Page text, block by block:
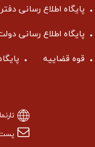
پایگاه اطلاع رسانی
پایگاه اطلاع رسانی
قوه قضاییه
پست